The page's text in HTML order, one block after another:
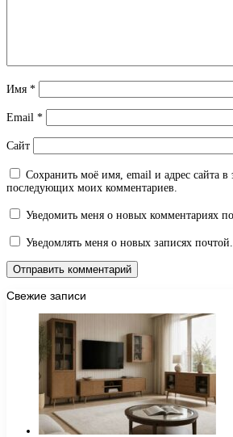
Имя *
Email *
Сайт
Сохранить моё имя, email и адрес сайта в
последующих моих комментариев.
Уведомить меня о новых комментариях
Уведомлять меня о новых записях почтой.
Свежие записи